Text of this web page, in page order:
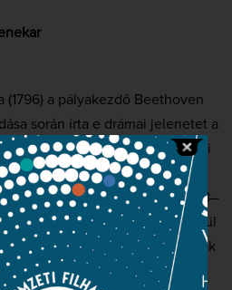
(1796) a pályakezdő Beethoven
során írta e drámai jelenetet a
Duschek számára. A mű a bécsi
korábbi szakaszához
szerzője, Pietro Metastasio (1698–
alkotója is kétségkívül
korai próbálkozásainak
zenekari alkotás a